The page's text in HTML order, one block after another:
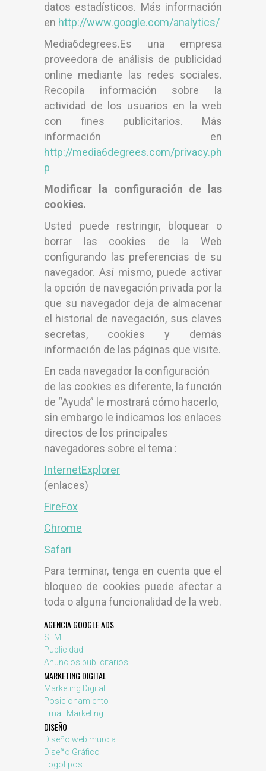
datos estadísticos. Más información
en http://www.google.com/analytics/
Media6degrees.Es una empresa
proveedora de análisis de publicidad
online mediante las redes sociales.
Recopila información sobre la
actividad de los usuarios en la web
con fines publicitarios. Más
información en
http://media6degrees.com/privacy.ph
p
Modificar la configuración de las
cookies.
Usted puede restringir, bloquear o
borrar las cookies de la Web
configurando las preferencias de su
navegador. Así mismo, puede activar
la opción de navegación privada por la
que su navegador deja de almacenar
el historial de navegación, sus claves
secretas, cookies y demás
información de las páginas que visite.
En cada navegador la configuración
de las cookies es diferente, la función
de “Ayuda” le mostrará cómo hacerlo,
sin embargo le indicamos los enlaces
directos de los principales
navegadores sobre el tema :
InternetExplorer
(enlaces)
FireFox
Chrome
Safari
Para terminar, tenga en cuenta que el
bloqueo de cookies puede afectar a
toda o alguna funcionalidad de la web.
AGENCIA GOOGLE ADS
SEM
Publicidad
Anuncios publicitarios
MARKETING DIGITAL
Marketing Digital
Posicionamiento
Email Marketing
DISEÑO
Diseño web murcia
Diseño Gráfico
Logotipos